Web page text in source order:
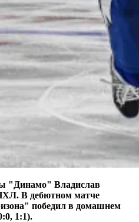
"Динамо" Владислав
В дебютном матче
победил в домашнем
1:1).